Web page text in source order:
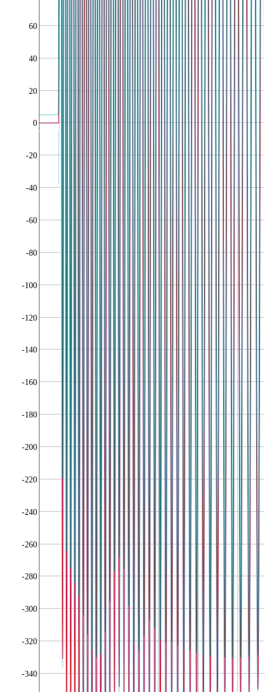
-340
-320
-300
-280
-260
-240
-220
-200
-180
-160
-140
-120
-100
-80
-60
-40
-20
0
20
40
60